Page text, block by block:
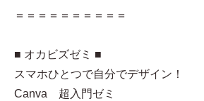
＝＝＝＝＝＝＝＝＝＝
■ オカビズゼミ ■
スマホひとつで自分でデザイン！
Canva 超入門ゼミ